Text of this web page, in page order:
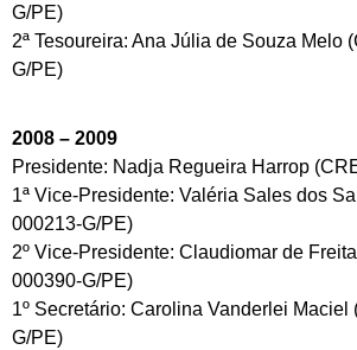
G/PE)
2ª Tesoureira: Ana Júlia de Souza Melo
G/PE)
2008 – 2009
Presidente: Nadja Regueira Harrop
1ª Vice-Presidente: Valéria Sales dos
000213-G/PE)
2º Vice-Presidente: Claudiomar de
000390-G/PE)
1º Secretário: Carolina Vanderlei Maciel
G/PE)